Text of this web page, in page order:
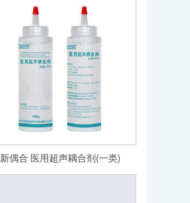
新偶合 医用超声耦合剂(一类)